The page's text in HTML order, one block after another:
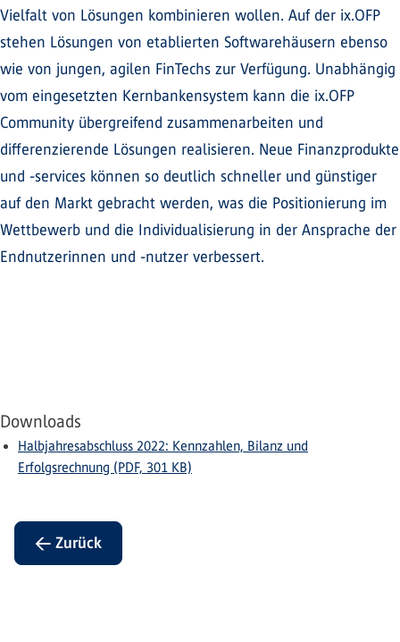
Vielfalt von Lösungen kombinieren wollen. Auf der ix.OFP
stehen Lösungen von etablierten Softwarehäusern ebenso
wie von jungen, agilen FinTechs zur Verfügung. Unabhängig
vom eingesetzten Kernbankensystem kann die ix.OFP
Community übergreifend zusammenarbeiten und
differenzierende Lösungen realisieren. Neue Finanzprodukte
und -services können so deutlich schneller und günstiger
auf den Markt gebracht werden, was die Positionierung im
Wettbewerb und die Individualisierung in der Ansprache der
Endnutzerinnen und -nutzer verbessert.
Downloads
Halbjahresabschluss 2022: Kennzahlen, Bilanz und
Erfolgsrechnung (PDF, 301 KB)
← Zurück